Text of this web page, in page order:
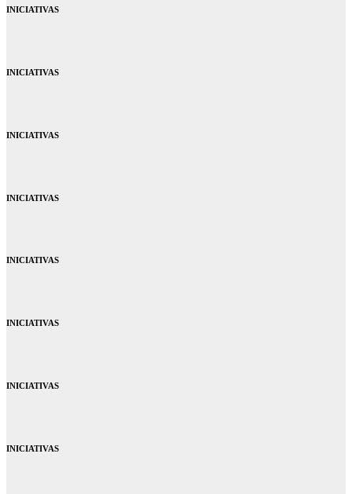
INICIATIVAS
INICIATIVAS
INICIATIVAS
INICIATIVAS
INICIATIVAS
INICIATIVAS
INICIATIVAS
INICIATIVAS